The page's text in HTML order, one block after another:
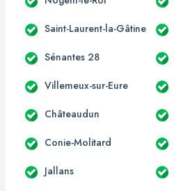
Saint-Laurent-la-Gâtine
Sénantes 28
Villemeux-sur-Eure
Châteaudun
Conie-Molitard
Jallans